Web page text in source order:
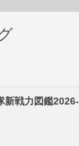
新戦力図鑑2026-